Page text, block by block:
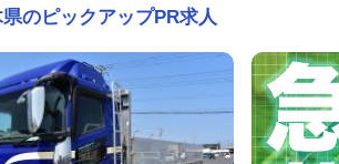
のピックアップPR求人